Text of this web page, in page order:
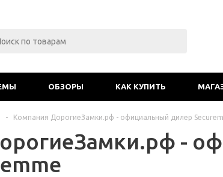
ОБЗОРЫ КАК КУПИТЬ
- Компания ДорогиеЗамки.рф - официальный дилер
-